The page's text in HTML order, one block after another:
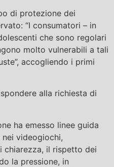
di protezione dei
“I consumatori – in
che sono regolari
molto vulnerabili a tali
accogliendo i primi
alla richiesta di
ha emesso linee guida
nei videogiochi,
chiarezza, il rispetto dei
la pressione, in